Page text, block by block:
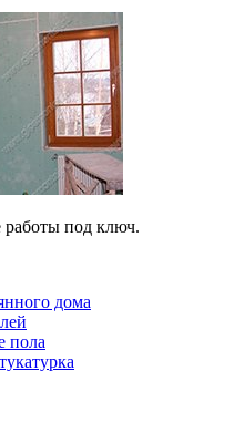
работы под ключ.
дома
пола